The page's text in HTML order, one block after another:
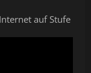
auf Stufe